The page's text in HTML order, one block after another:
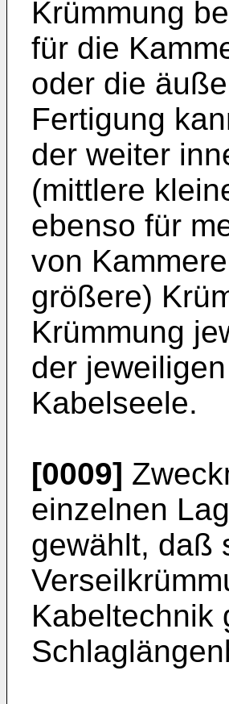
Krümmung
für die
oder die
Fertigung
der weiter
(mittlere
ebenso für
von
größere)
Krümmung
der
Kabelseele.
[0009]
einzelnen
gewählt, daß
Kabeltechnik